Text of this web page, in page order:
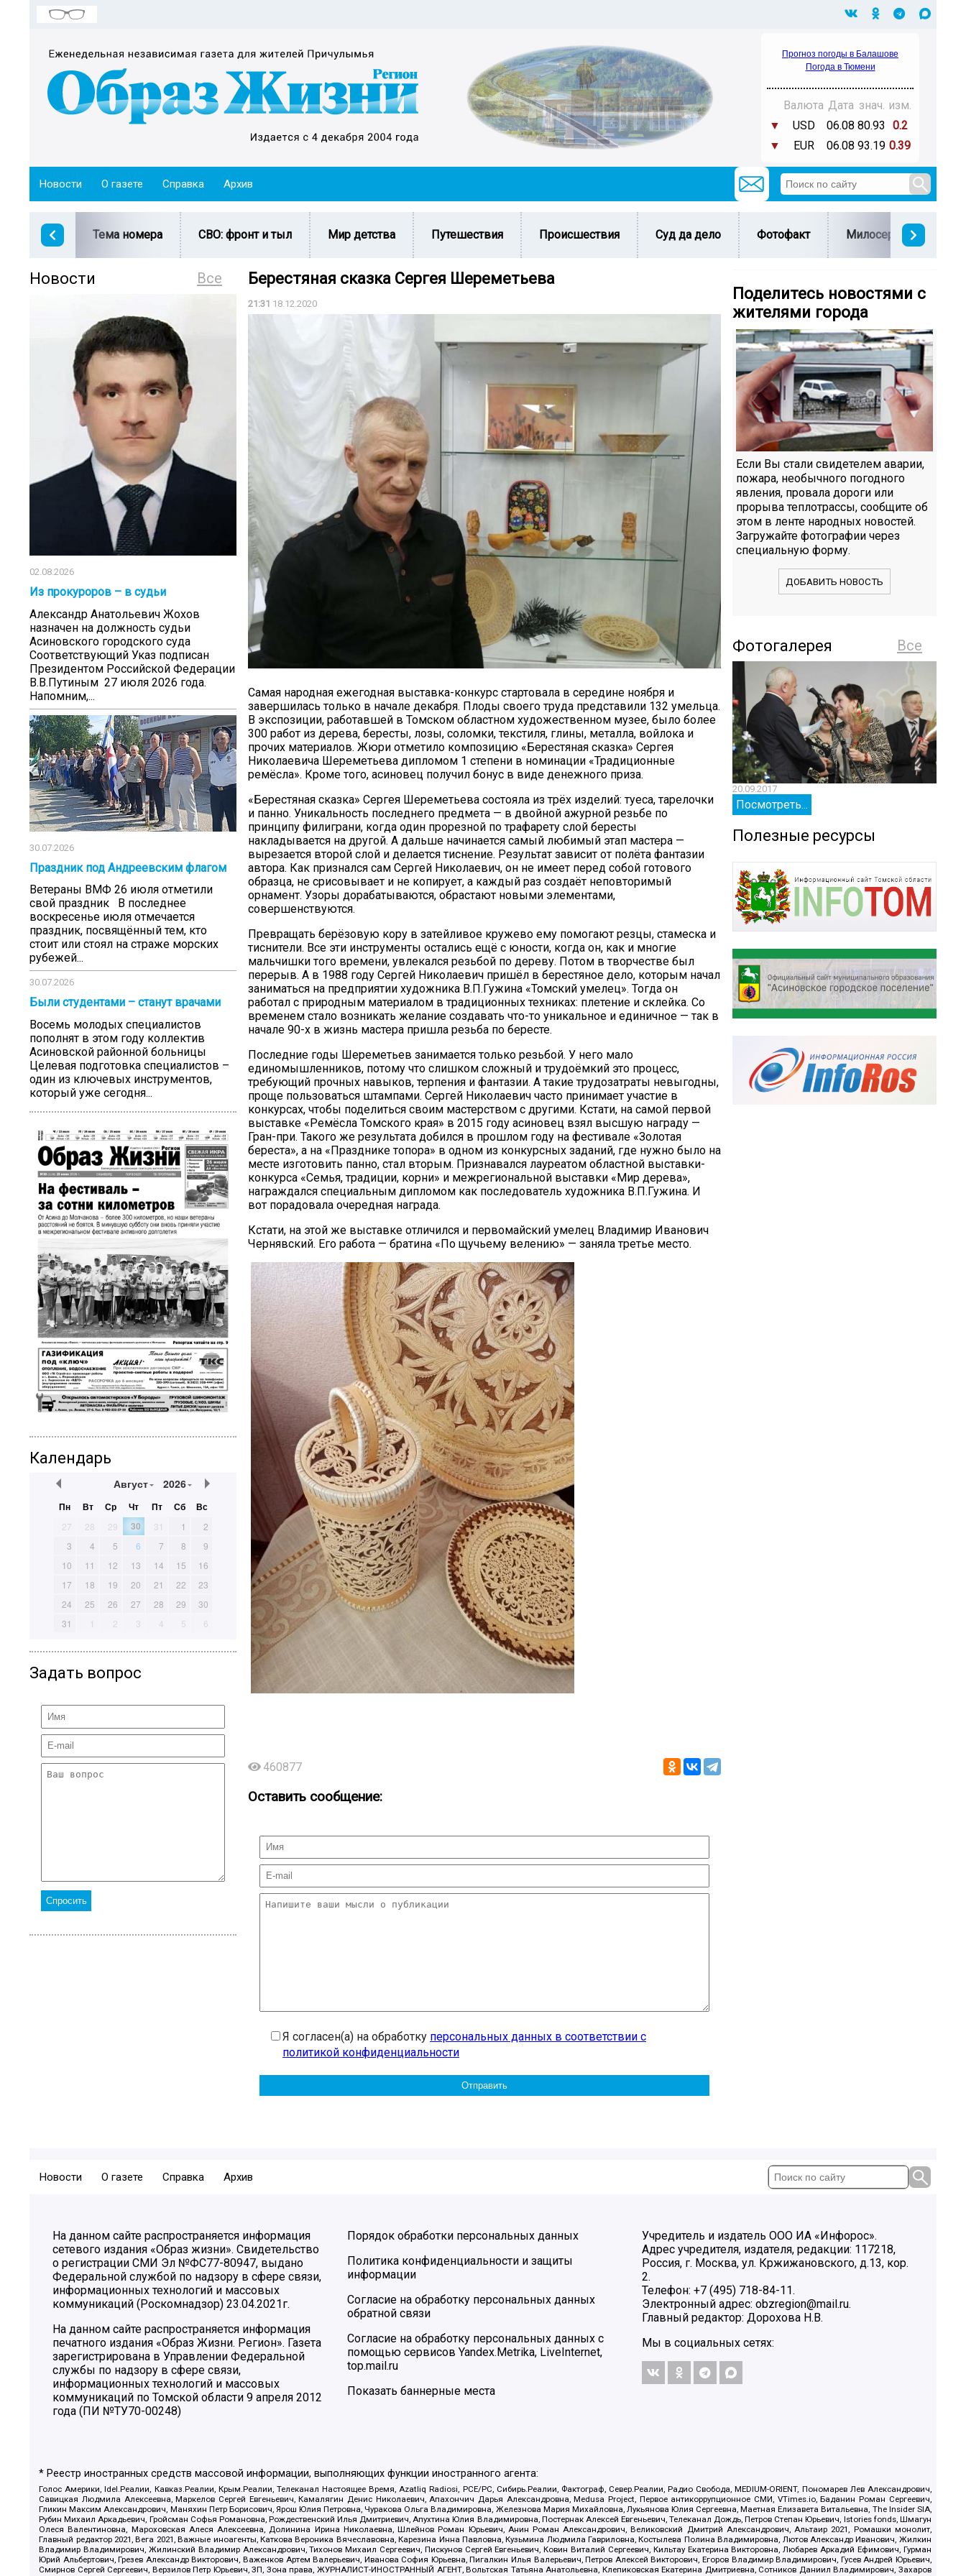
Прогноз погоды в Балашове
Погода в Тюмени
Валюта Дата знач. изм.
▼
USD 06.08 80.93
0.2
▼
EUR 06.08 93.19 0.39
Новости О газете Справка Архив
Тема номера СВО: фронт и тыл Мир детства Путешествия Происшествия Суд да дело Фотофакт Милосердие
Все
Новости
02.08.2026
Из прокуроров – в судьи
Александр Анатольевич Жохов
назначен на должность судьи
Асиновского городского суда
Соответствующий Указ подписан
Президентом Российской Федерации
В.В.Путиным 27 июля 2026 года.
Напомним,...
30.07.2026
Праздник под Андреевским флагом
Ветераны ВМФ 26 июля отметили
свой праздник В последнее
воскресенье июля отмечается
праздник, посвящённый тем, кто
стоит или стоял на страже морских
рубежей...
30.07.2026
Были студентами – станут врачами
Восемь молодых специалистов
пополнят в этом году коллектив
Асиновской районной больницы
Целевая подготовка специалистов –
один из ключевых инструментов,
который уже сегодня...
Календарь
Август 2026
Пн Вт Ср Чт Пт Сб Вс
27 28 29 30 31 1
2
3
4 5 6 7 8
9
10
11 12 13 14 15
16
17
18 19 20 21 22
23
24
25 26 27 28 29
30
31
1 2 3 4 5 6
Задать вопрос
Берестяная сказка Сергея Шереметьева
21:31 18.12.2020
Самая народная ежегодная выставка-конкурс стартовала в середине ноября и
завершилась только в начале декабря. Плоды своего труда представили 132 умельца.
В экспозиции, работавшей в Томском областном художественном музее, было более
300 работ из дерева, бересты, лозы, соломки, текстиля, глины, металла, войлока и
прочих материалов. Жюри отметило композицию «Берестяная сказка» Сергея
Николаевича Шереметьева дипломом 1 степени в номинации «Традиционные
ремёсла». Кроме того, асиновец получил бонус в виде денежного приза.
«Берестяная сказка» Сергея Шереметьева состояла из трёх изделий: туеса, тарелочки
и панно. Уникальность последнего предмета — в двойной ажурной резьбе по
принципу филиграни, когда один прорезной по трафарету слой бересты
накладывается на другой. А дальше начинается самый любимый этап мастера —
вырезается второй слой и делается тиснение. Результат зависит от полёта фантазии
автора. Как признался сам Сергей Николаевич, он не имеет перед собой готового
образца, не срисовывает и не копирует, а каждый раз создаёт неповторимый
орнамент. Узоры дорабатываются, обрастают новыми элементами,
совершенствуются.
Превращать берёзовую кору в затейливое кружево ему помогают резцы, стамеска и
тиснители. Все эти инструменты остались ещё с юности, когда он, как и многие
мальчишки того времени, увлекался резьбой по дереву. Потом в творчестве был
перерыв. А в 1988 году Сергей Николаевич пришёл в берестяное дело, которым начал
заниматься на предприятии художника В.П.Гужина «Томский умелец». Тогда он
работал с природным материалом в традиционных техниках: плетение и склейка. Со
временем стало возникать желание создавать что-то уникальное и единичное — так в
начале 90-х в жизнь мастера пришла резьба по бересте.
Последние годы Шереметьев занимается только резьбой. У него мало
единомышленников, потому что слишком сложный и трудоёмкий это процесс,
требующий прочных навыков, терпения и фантазии. А такие трудозатраты невыгодны,
проще пользоваться штампами. Сергей Николаевич часто принимает участие в
конкурсах, чтобы поделиться своим мастерством с другими. Кстати, на самой первой
выставке «Ремёсла Томского края» в 2015 году асиновец взял высшую награду —
Гран-при. Такого же результата добился в прошлом году на фестивале «Золотая
береста», а на «Празднике топора» в одном из конкурсных заданий, где нужно было на
месте изготовить панно, стал вторым. Признавался лауреатом областной выставки-
конкурса «Семья, традиции, корни» и межрегиональной выставки «Мир дерева»,
награждался специальным дипломом как последователь художника В.П.Гужина. И
вот порадовала очередная награда.
Кстати, на этой же выставке отличился и первомайский умелец Владимир Иванович
Чернявский. Его работа — братина «По щучьему велению» — заняла третье место.
460877
Оставить сообщение:
Я согласен(а) на обработку персональных данных в соответствии с
политикой конфиденциальности
Поделитесь новостями с
жителями города
Если Вы стали свидетелем аварии,
пожара, необычного погодного
явления, провала дороги или
прорыва теплотрассы, сообщите об
этом в ленте народных новостей.
Загружайте фотографии через
специальную форму.
ДОБАВИТЬ НОВОСТЬ
Все
Фотогалерея
Посмотреть...
20.09.2017
Посмотреть...
Полезные ресурсы
Новости О газете Справка Архив
На данном сайте распространяется информация
сетевого издания «Образ жизни». Свидетельство
о регистрации СМИ Эл №ФС77-80947, выдано
Федеральной службой по надзору в сфере связи,
информационных технологий и массовых
коммуникаций (Роскомнадзор) 23.04.2021г.
На данном сайте распространяется информация
печатного издания «Образ Жизни. Регион». Газета
зарегистрирована в Управлении Федеральной
службы по надзору в сфере связи,
информационных технологий и массовых
коммуникаций по Томской области 9 апреля 2012
года (ПИ №ТУ70-00248)
Порядок обработки персональных данных
Политика конфиденциальности и защиты
информации
Согласие на обработку персональных данных
обратной связи
Согласие на обработку персональных данных с
помощью сервисов Yandex.Metrika, LiveInternet,
top.mail.ru
Показать баннерные места
Учредитель и издатель ООО ИА «Инфорос».
Адрес учредителя, издателя, редакции: 117218,
Россия, г. Москва, ул. Кржижановского, д.13, кор.
2.
Телефон: +7 (495) 718-84-11.
Электронный адрес: obzregion@mail.ru.
Главный редактор: Дорохова Н.В.
Мы в социальных сетях:
* Реестр иностранных средств массовой информации, выполняющих функции иностранного агента:
Голос Америки, Idel.Реалии, Кавказ.Реалии, Крым.Реалии, Телеканал Настоящее Время, Azatliq Radiosi, PCE/PC, Сибирь.Реалии, Фактограф, Север.Реалии, Радио Свобода, MEDIUM-ORIENT, Пономарев Лев Александрович,
Савицкая Людмила Алексеевна, Маркелов Сергей Евгеньевич, Камалягин Денис Николаевич, Апахончич Дарья Александровна, Medusa Project, Первое антикоррупционное СМИ, VTimes.io, Баданин Роман Сергеевич,
Гликин Максим Александрович, Маняхин Петр Борисович, Ярош Юлия Петровна, Чуракова Ольга Владимировна, Железнова Мария Михайловна, Лукьянова Юлия Сергеевна, Маетная Елизавета Витальевна, The Insider SIA,
Рубин Михаил Аркадьевич, Гройсман Софья Романовна, Рождественский Илья Дмитриевич, Апухтина Юлия Владимировна, Постернак Алексей Евгеньевич, Телеканал Дождь, Петров Степан Юрьевич, Istories fonds, Шмагун
Олеся Валентиновна, Мароховская Алеся Алексеевна, Долинина Ирина Николаевна, Шлейнов Роман Юрьевич, Анин Роман Александрович, Великовский Дмитрий Александрович, Альтаир 2021, Ромашки монолит,
Главный редактор 2021, Вега 2021, Важные иноагенты, Каткова Вероника Вячеславовна, Карезина Инна Павловна, Кузьмина Людмила Гавриловна, Костылева Полина Владимировна, Лютов Александр Иванович, Жилкин
Владимир Владимирович, Жилинский Владимир Александрович, Тихонов Михаил Сергеевич, Пискунов Сергей Евгеньевич, Ковин Виталий Сергеевич, Кильтау Екатерина Викторовна, Любарев Аркадий Ефимович, Гурман
Юрий Альбертович, Грезев Александр Викторович, Важенков Артем Валерьевич, Иванова София Юрьевна, Пигалкин Илья Валерьевич, Петров Алексей Викторович, Егоров Владимир Владимирович, Гусев Андрей Юрьевич,
Смирнов Сергей Сергеевич, Верзилов Петр Юрьевич, ЗП, Зона права, ЖУРНАЛИСТ-ИНОСТРАННЫЙ АГЕНТ, Вольтская Татьяна Анатольевна, Клепиковская Екатерина Дмитриевна, Сотников Даниил Владимирович, Захаров